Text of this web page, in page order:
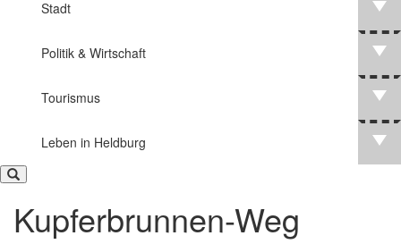
Stadt
Politik & Wirtschaft
Tourismus
Leben in Heldburg
Kupferbrunnen-Weg